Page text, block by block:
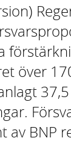
över
av BNP